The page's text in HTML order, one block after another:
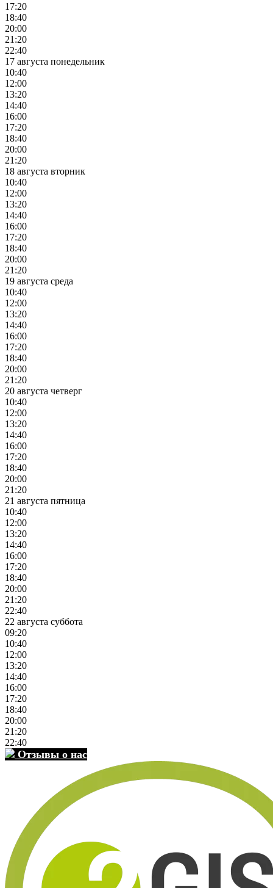
17:20
18:40
20:00
21:20
22:40
17 августа понедельник
10:40
12:00
13:20
14:40
16:00
17:20
18:40
20:00
21:20
18 августа вторник
10:40
12:00
13:20
14:40
16:00
17:20
18:40
20:00
21:20
19 августа среда
10:40
12:00
13:20
14:40
16:00
17:20
18:40
20:00
21:20
20 августа четверг
10:40
12:00
13:20
14:40
16:00
17:20
18:40
20:00
21:20
21 августа пятница
10:40
12:00
13:20
14:40
16:00
17:20
18:40
20:00
21:20
22:40
22 августа суббота
09:20
10:40
12:00
13:20
14:40
16:00
17:20
18:40
20:00
21:20
22:40
Отзывы о нас